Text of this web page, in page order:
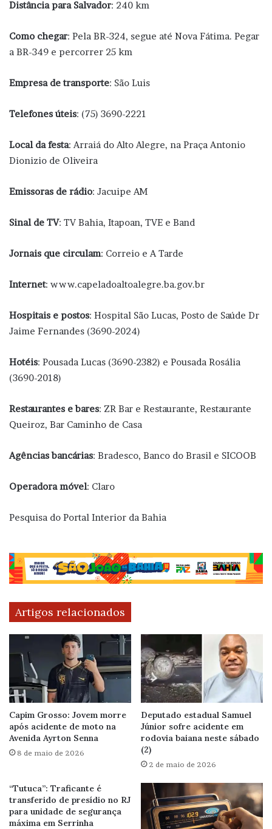
Distância para Salvador: 240 km
Como chegar: Pela BR-324, segue até Nova Fátima. Pegar
a BR-349 e percorrer 25 km
Empresa de transporte: São Luis
Telefones úteis: (75) 3690-2221
Local da festa: Arraiá do Alto Alegre, na Praça Antonio
Dionizio de Oliveira
Emissoras de rádio: Jacuipe AM
Sinal de TV: TV Bahia, Itapoan, TVE e Band
Jornais que circulam: Correio e A Tarde
Internet: www.capeladoaltoalegre.ba.gov.br
Hospitais e postos: Hospital São Lucas, Posto de Saúde Dr
Jaime Fernandes (3690-2024)
Hotéis: Pousada Lucas (3690-2382) e Pousada Rosália
(3690-2018)
Restaurantes e bares: ZR Bar e Restaurante, Restaurante
Queiroz, Bar Caminho de Casa
Agências bancárias: Bradesco, Banco do Brasil e SICOOB
Operadora móvel: Claro
Pesquisa do Portal Interior da Bahia
Artigos relacionados
Capim Grosso: Jovem morre
após acidente de moto na
Avenida Ayrton Senna
8 de maio de 2026
Deputado estadual Samuel
Júnior sofre acidente em
rodovia baiana neste sábado
(2)
2 de maio de 2026
“Tutuca”: Traficante é
transferido de presídio no RJ
para unidade de segurança
máxima em Serrinha